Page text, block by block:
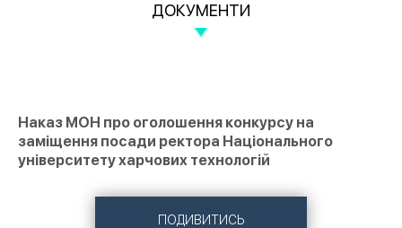
ДОКУМЕНТИ
Наказ МОН про оголошення конкурсу на
заміщення посади ректора Національного
університету харчових технологій
ПОДИВИТИСЬ